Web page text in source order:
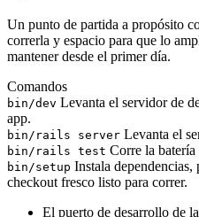
Un punto de partida a propósito
correrla y espacio para que lo
mantener desde el primer día.
Comandos
bin/dev Levanta el servidor de
app.
bin/rails server Levanta el
bin/rails test Corre la batería
bin/setup Instala dependencias,
checkout fresco listo para correr.
El puerto de desarrollo de